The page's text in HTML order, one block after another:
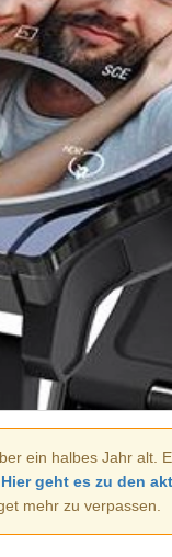
ein halbes Jahr alt.
Hier geht es zu den
mehr zu verpassen.